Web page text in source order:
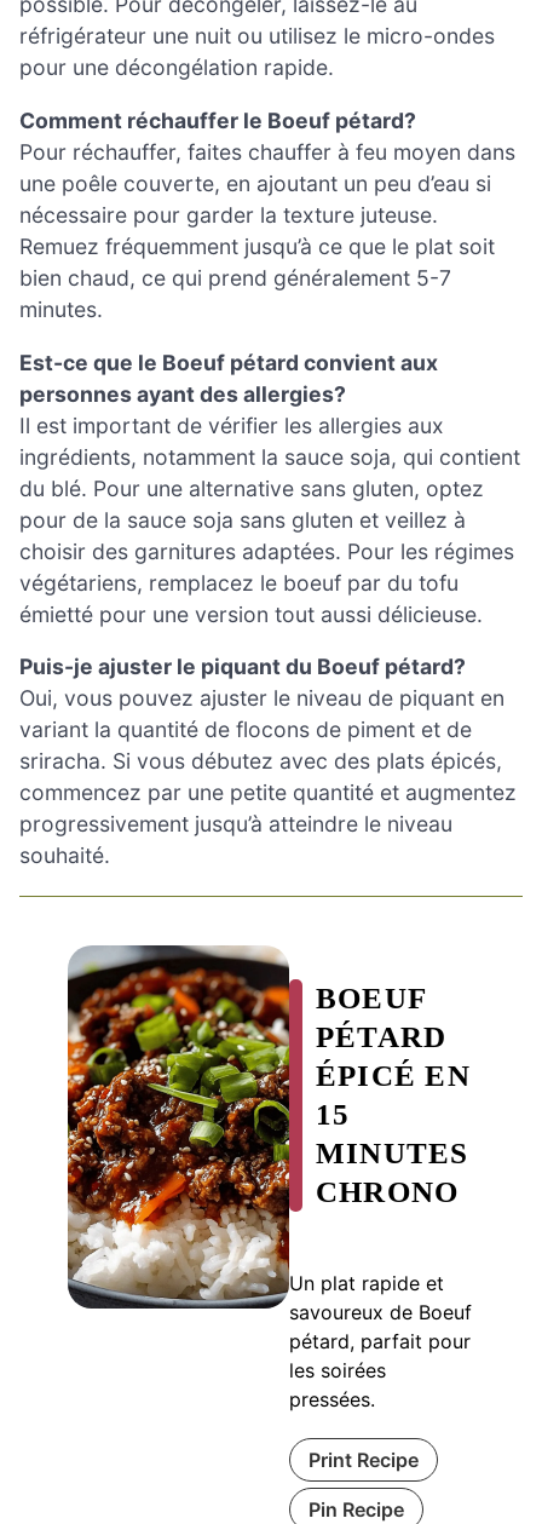
réfrigérateur une nuit ou utilisez le micro-ondes
pour une décongélation rapide.
Comment réchauffer le Boeuf pétard?
Pour réchauffer, faites chauffer à feu moyen dans
une poêle couverte, en ajoutant un peu d’eau si
nécessaire pour garder la texture juteuse.
Remuez fréquemment jusqu’à ce que le plat soit
bien chaud, ce qui prend généralement 5-7
minutes.
Est-ce que le Boeuf pétard convient aux
personnes ayant des allergies?
Il est important de vérifier les allergies aux
ingrédients, notamment la sauce soja, qui contient
du blé. Pour une alternative sans gluten, optez
pour de la sauce soja sans gluten et veillez à
choisir des garnitures adaptées. Pour les régimes
végétariens, remplacez le boeuf par du tofu
émietté pour une version tout aussi délicieuse.
Puis-je ajuster le piquant du Boeuf pétard?
Oui, vous pouvez ajuster le niveau de piquant en
variant la quantité de flocons de piment et de
sriracha. Si vous débutez avec des plats épicés,
commencez par une petite quantité et augmentez
progressivement jusqu’à atteindre le niveau
souhaité.
BOEUF
PÉTARD
ÉPICÉ EN
15
MINUTES
CHRONO
Un plat rapide et
savoureux de Boeuf
pétard, parfait pour
les soirées
pressées.
Print Recipe
Pin Recipe